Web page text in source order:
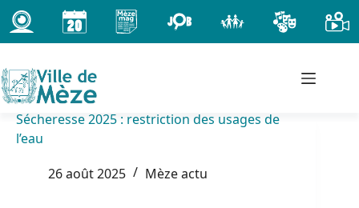
Passer
au
contenu
Sécheresse 2025 : restriction des usages de
l’eau
26 août 2025
Mèze actu